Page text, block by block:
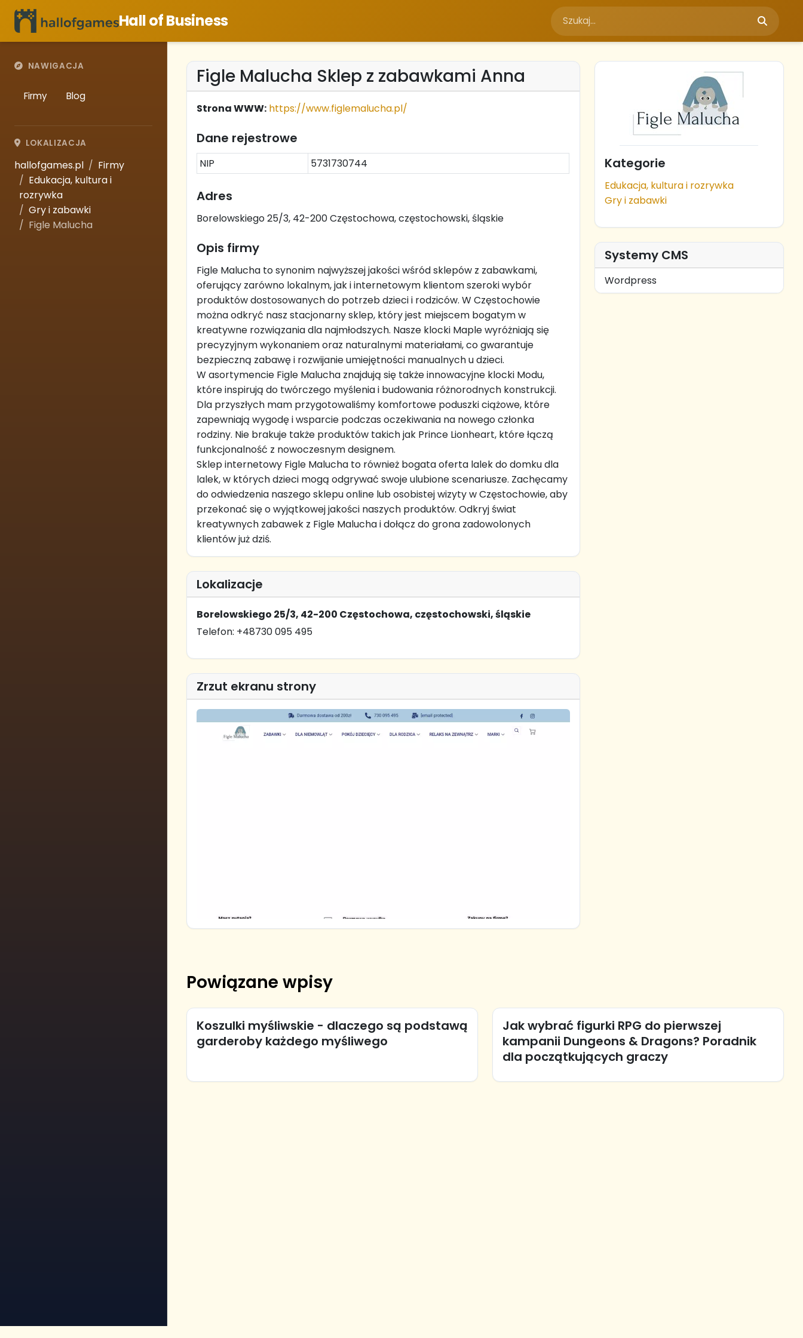
Hall of Business
NAWIGACJA
Firmy Blog
LOKALIZACJA
hallofgames.pl
Firmy
Edukacja, kultura i
rozrywka
Gry i zabawki
Figle Malucha
Figle Malucha Sklep z zabawkami Anna
Strona WWW: https://www.figlemalucha.pl/
Dane rejestrowe
NIP 5731730744
Adres
Borelowskiego 25/3, 42-200 Częstochowa, częstochowski, śląskie
Opis firmy
Figle Malucha to synonim najwyższej jakości wśród sklepów z zabawkami,
oferujący zarówno lokalnym, jak i internetowym klientom szeroki wybór
produktów dostosowanych do potrzeb dzieci i rodziców. W Częstochowie
można odkryć nasz stacjonarny sklep, który jest miejscem bogatym w
kreatywne rozwiązania dla najmłodszych. Nasze klocki Maple wyróżniają się
precyzyjnym wykonaniem oraz naturalnymi materiałami, co gwarantuje
bezpieczną zabawę i rozwijanie umiejętności manualnych u dzieci.
W asortymencie Figle Malucha znajdują się także innowacyjne klocki Modu,
które inspirują do twórczego myślenia i budowania różnorodnych konstrukcji.
Dla przyszłych mam przygotowaliśmy komfortowe poduszki ciążowe, które
zapewniają wygodę i wsparcie podczas oczekiwania na nowego członka
rodziny. Nie brakuje także produktów takich jak Prince Lionheart, które łączą
funkcjonalność z nowoczesnym designem.
Sklep internetowy Figle Malucha to również bogata oferta lalek do domku dla
lalek, w których dzieci mogą odgrywać swoje ulubione scenariusze. Zachęcamy
do odwiedzenia naszego sklepu online lub osobistej wizyty w Częstochowie, aby
przekonać się o wyjątkowej jakości naszych produktów. Odkryj świat
kreatywnych zabawek z Figle Malucha i dołącz do grona zadowolonych
klientów już dziś.
Lokalizacje
Borelowskiego 25/3, 42-200 Częstochowa, częstochowski, śląskie
Telefon: +48730 095 495
Zrzut ekranu strony
Kategorie
Edukacja, kultura i rozrywka
Gry i zabawki
Systemy CMS
Wordpress
Powiązane wpisy
Koszulki myśliwskie - dlaczego są podstawą
garderoby każdego myśliwego
Jak wybrać figurki RPG do pierwszej
kampanii Dungeons & Dragons? Poradnik
dla początkujących graczy